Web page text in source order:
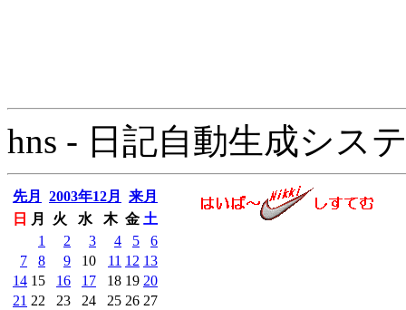
hns - 日記自動生成シス
先月 2003年12月
来月
日
月 火 水 木 金 土
1
2 3 4 5
6
7
8 9 10 11 12 13
14 15 16 17 18 19 20
21 22 23 24 25 26 27